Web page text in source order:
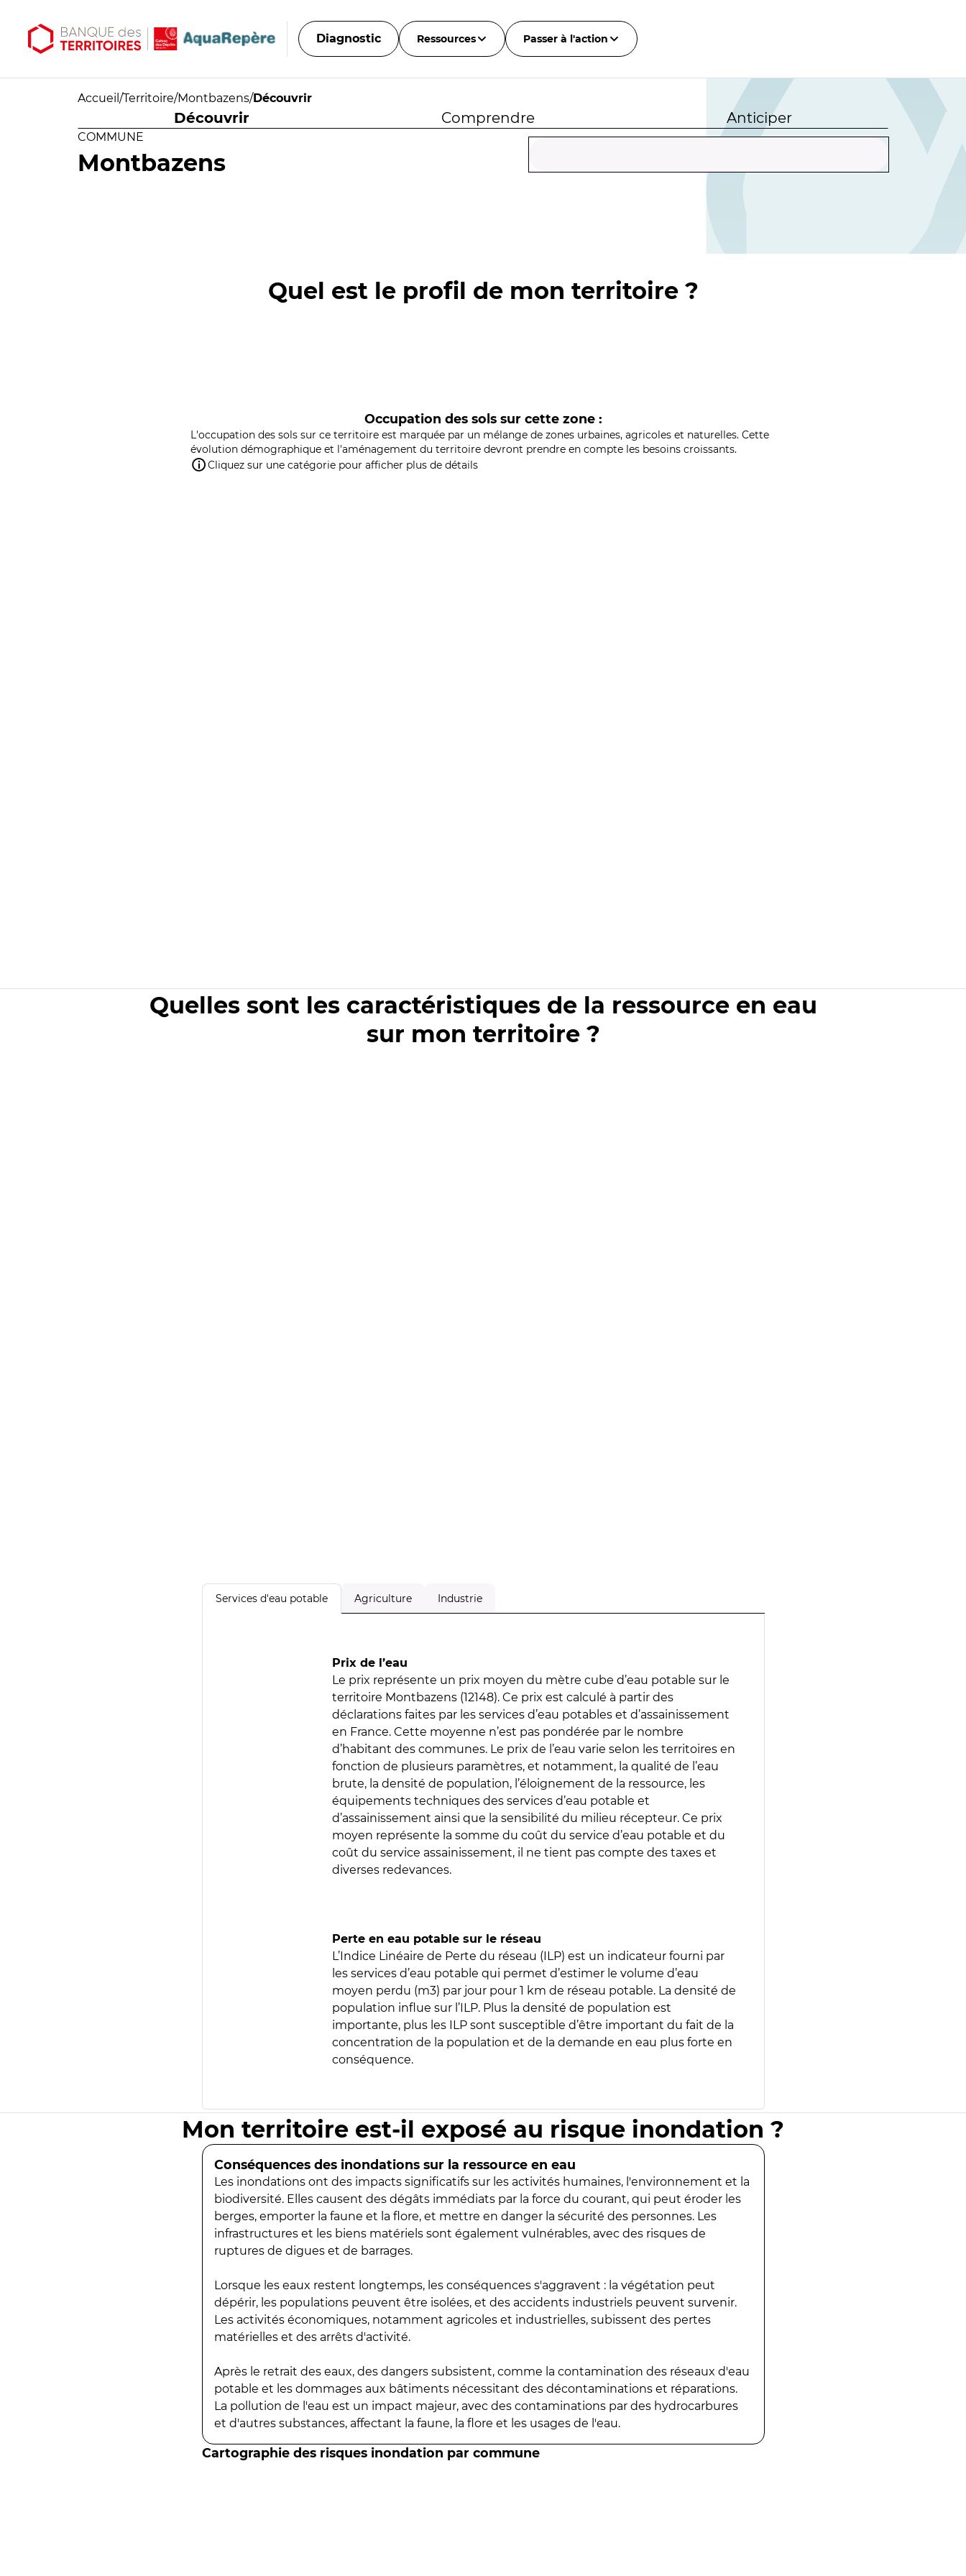
Diagnostic Ressources Passer à l'action
Accueil /Territoire/Montbazens/Découvrir
Découvrir Comprendre Anticiper
COMMUNE
Montbazens
Quel est le profil de mon territoire ?
Occupation des sols sur cette zone :
L'occupation des sols sur ce territoire est marquée par un mélange de zones urbaines, agricoles et naturelles. Cette
évolution démographique et l'aménagement du territoire devront prendre en compte les besoins croissants.
Cliquez sur une catégorie pour afficher plus de détails
Quelles sont les caractéristiques de la ressource en eau
sur mon territoire ?
Services d'eau potable Agriculture Industrie
Prix de l’eau
Le prix représente un prix moyen du mètre cube d’eau potable sur le
territoire Montbazens (12148). Ce prix est calculé à partir des
déclarations faites par les services d’eau potables et d’assainissement
en France. Cette moyenne n’est pas pondérée par le nombre
d’habitant des communes. Le prix de l’eau varie selon les territoires en
fonction de plusieurs paramètres, et notamment, la qualité de l’eau
brute, la densité de population, l’éloignement de la ressource, les
équipements techniques des services d’eau potable et
d’assainissement ainsi que la sensibilité du milieu récepteur. Ce prix
moyen représente la somme du coût du service d’eau potable et du
coût du service assainissement, il ne tient pas compte des taxes et
diverses redevances.
Perte en eau potable sur le réseau
L’Indice Linéaire de Perte du réseau (ILP) est un indicateur fourni par
les services d’eau potable qui permet d’estimer le volume d’eau
moyen perdu (m3) par jour pour 1 km de réseau potable. La densité de
population influe sur l’ILP. Plus la densité de population est
importante, plus les ILP sont susceptible d’être important du fait de la
concentration de la population et de la demande en eau plus forte en
conséquence.
Mon territoire est-il exposé au risque inondation ?
Conséquences des inondations sur la ressource en eau
Les inondations ont des impacts significatifs sur les activités humaines, l'environnement et la
biodiversité. Elles causent des dégâts immédiats par la force du courant, qui peut éroder les
berges, emporter la faune et la flore, et mettre en danger la sécurité des personnes. Les
infrastructures et les biens matériels sont également vulnérables, avec des risques de
ruptures de digues et de barrages.
Lorsque les eaux restent longtemps, les conséquences s'aggravent : la végétation peut
dépérir, les populations peuvent être isolées, et des accidents industriels peuvent survenir.
Les activités économiques, notamment agricoles et industrielles, subissent des pertes
matérielles et des arrêts d'activité.
Après le retrait des eaux, des dangers subsistent, comme la contamination des réseaux d'eau
potable et les dommages aux bâtiments nécessitant des décontaminations et réparations.
La pollution de l'eau est un impact majeur, avec des contaminations par des hydrocarbures
et d'autres substances, affectant la faune, la flore et les usages de l'eau.
Cartographie des risques inondation par commune